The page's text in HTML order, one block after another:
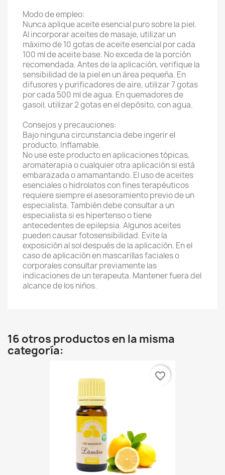
Modo de empleo:
Nunca aplique aceite esencial puro sobre la piel.
Al incorporar aceites de masaje, utilizar un
máximo de 10 gotas de aceite esencial por cada
100 ml de aceite base. No exceda de la porción
recomendada. Antes de la aplicación, verifique la
sensibilidad de la piel en un área pequeña. En
difusores y purificadores de aire, utilizar 7 gotas
por cada 500 ml de agua. En quemadores de
gasoil, utilizar 2 gotas en el depósito, con agua.
Consejos y precauciones:
Bajo ninguna circunstancia debe ingerir el
producto. Inflamable.
No use este producto en aplicaciones tópicas,
aromaterapia o cualquier otra aplicación si está
embarazada o amamantando. El uso de aceites
esenciales o hidrolatos con fines terapéuticos
requiere siempre el asesoramiento previo de un
especialista. También debe consultar a un
especialista si es hipertenso o tiene
antecedentes de epilepsia. Algunos aceites
pueden causar fotosensibilidad. Evite la
exposición al sol después de la aplicación. En el
caso de aplicación en mascarillas faciales o
corporales consultar previamente las
indicaciones de un terapeuta. Mantener fuera del
alcance de los niños.
16 otros productos en la misma
categoría:
favorite_border